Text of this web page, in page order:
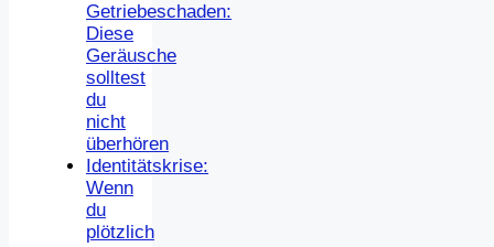
Getriebeschaden:
Diese
Geräusche
solltest
du
nicht
überhören
Identitätskrise:
Wenn
du
plötzlich